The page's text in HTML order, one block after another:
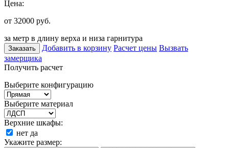
Цена:
от 32000 руб.
за метр в длину верха и низа гарнитура
Заказать Добавить в корзину Расчет цены Вызвать
замерщика
Получить расчет
Выберите конфигурацию
Выберите материал
Верхние шкафы:
нет да
Укажите размер: